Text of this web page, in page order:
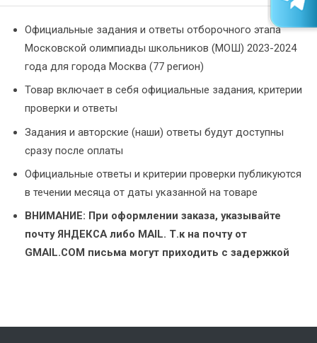
Официальные задания и ответы отборочного этапа
Московской олимпиады школьников (МОШ) 2023-2024
года для города Москва (77 регион)
Товар включает в себя официальные задания, критерии
проверки и ответы
Задания и авторские (наши) ответы будут доступны
сразу после оплаты
Официальные ответы и критерии проверки публикуются
в течении месяца от даты указанной на товаре
ВНИМАНИЕ: При оформлении заказа, указывайте
почту ЯНДЕКСА либо MAIL. Т.к на почту от
GMAIL.COM письма могут приходить с задержкой